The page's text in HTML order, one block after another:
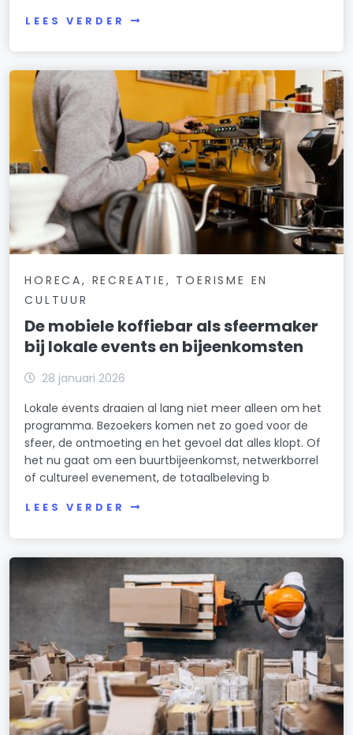
LEES VERDER
HORECA, RECREATIE, TOERISME EN
CULTUUR
De mobiele koffiebar als sfeermaker
bij lokale events en bijeenkomsten
28 januari 2026
Lokale events draaien al lang niet meer alleen om het
programma. Bezoekers komen net zo goed voor de
sfeer, de ontmoeting en het gevoel dat alles klopt. Of
het nu gaat om een buurtbijeenkomst, netwerkborrel
of cultureel evenement, de totaalbeleving b
LEES VERDER